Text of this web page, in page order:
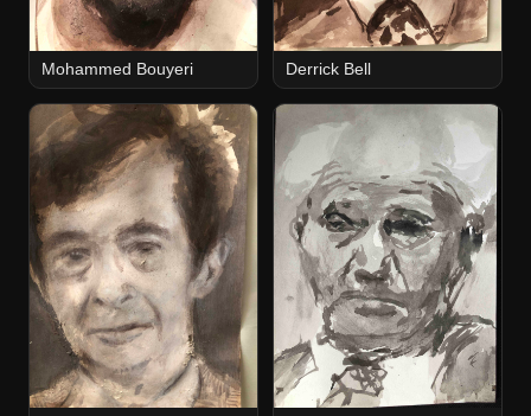
Mohammed Bouyeri Derrick Bell